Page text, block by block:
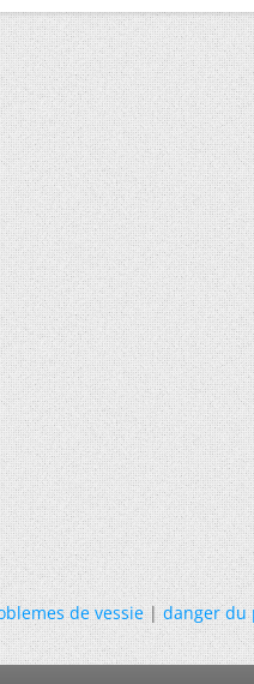
de vessie|danger du